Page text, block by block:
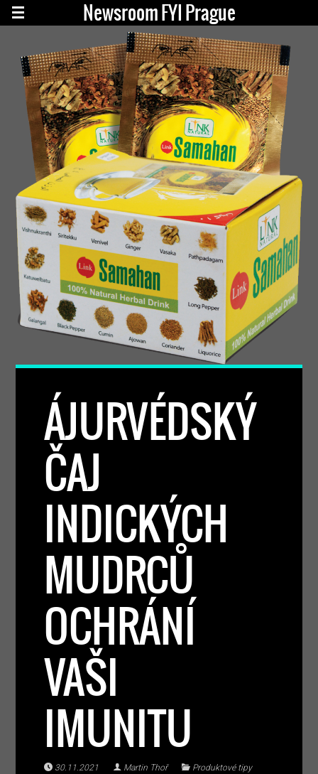
Newsroom FYI Prague
ÁJURVÉDSKÝ
ČAJ
INDICKÝCH
MUDRCŮ
OCHRÁNÍ
VAŠI
IMUNITU
30.11.2021 Martin Thoř Produktové tipy